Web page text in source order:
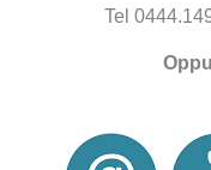
Tel